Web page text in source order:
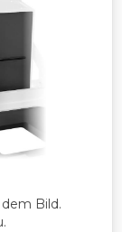
Bild.